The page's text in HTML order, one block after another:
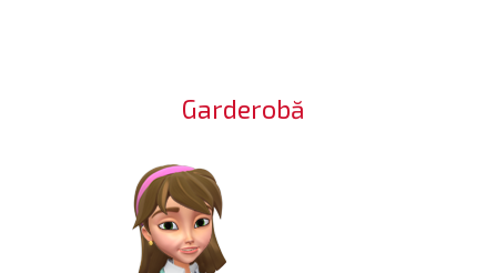
Garderobă